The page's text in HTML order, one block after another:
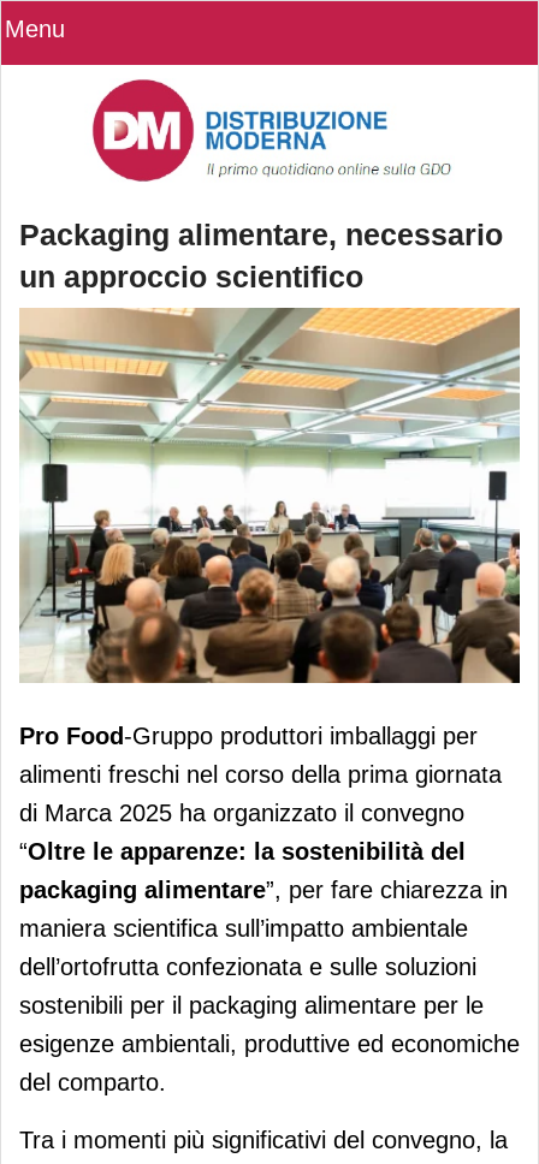
Menu
Packaging alimentare, necessario
un approccio scientifico
Packaging alimentare, necessario un
approccio scientifico
Pro Food-Gruppo produttori imballaggi per
alimenti freschi nel corso della prima giornata
di Marca 2025 ha organizzato il convegno
“Oltre le apparenze: la sostenibilità del
packaging alimentare”, per fare chiarezza in
maniera scientifica sull’impatto ambientale
dell’ortofrutta confezionata e sulle soluzioni
sostenibili per il packaging alimentare per le
esigenze ambientali, produttive ed economiche
del comparto.
Tra i momenti più significativi del convegno, la